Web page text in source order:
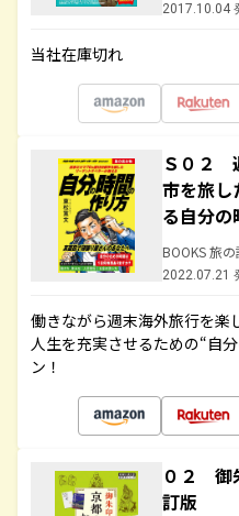
2017.10.04
当社在庫切れ
Ｓ０２
市を旅し
る自分の
BOOKS 旅
2022.07.21
働きながら週末海外旅行を楽
人生を充実させるための“自
ン！
０２ 御
訂版